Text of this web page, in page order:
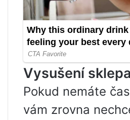
Vysušení
Pokud nemáte
vám zrovna